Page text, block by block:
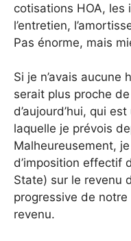
cotisations HOA, les
l’entretien,
Pas énorme, mais
Si je n’avais aucune
serait plus proche
d’aujourd’hui, qui
laquelle je prévois
Malheureusement,
d’imposition effectif
State) sur le revenu
progressive de notre
revenu.